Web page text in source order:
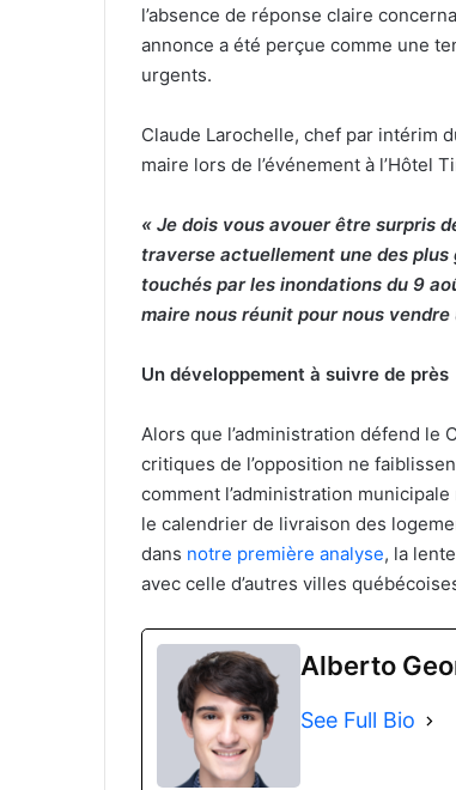
l’absence de réponse claire
annonce a été perçue comme une
urgents.
Claude Larochelle, chef par intérim
maire lors de l’événement à l’Hôtel
« Je dois vous avouer être surpris
traverse actuellement une des
touchés par les inondations du 9
maire nous réunit pour nous
Un développement à suivre de près
Alors que l’administration défend le
critiques de l’opposition ne
comment l’administration
le calendrier de livraison des
dans notre première analyse, la
avec celle d’autres villes
Alberto
See Full Bio